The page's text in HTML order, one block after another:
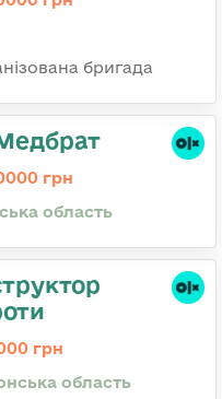
бригада
грн
область
грн
область